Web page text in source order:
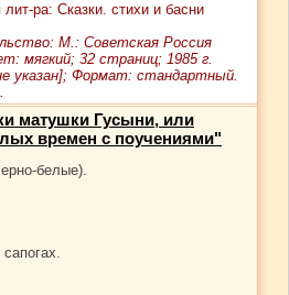
лит-ра: Сказки. стихи и басни
М.: Советская Россия
мягкий; 32 страниц; 1985 г.
указан]; Формат: стандартный.
матушки Гусыни, или
времен с поучениями"
белые).